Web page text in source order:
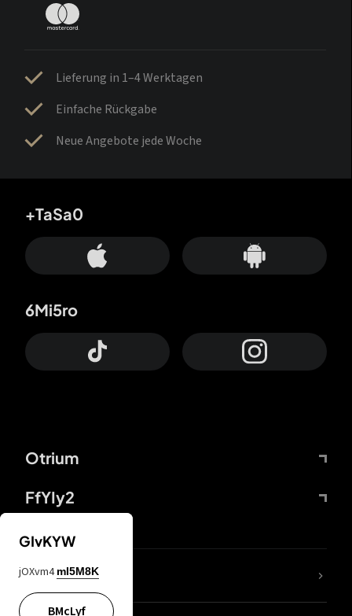
Lieferung in 1–4 Werktagen
Einfache Rückgabe
Neue Angebote jede Woche
Otrium
FfYIy2
+TaSa0
6Mi5ro
DDcvSo
GIvKYW
jOXvm4 mI5M8K
BMcLyf